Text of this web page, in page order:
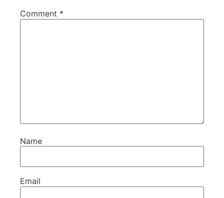
Comment *
Name
Email